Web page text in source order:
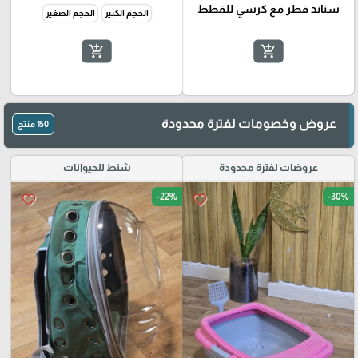
ستاند فطر مع كرسي للقطط
add_shopping_cart
الحجم الكبير الحجم الصغير
add_shopping_cart
عروض وخصومات لفترة محدودة 150 منتج
عروضات لفترة محدودة
favorite_border -30%
شنط للحيوانات
favorite_border -22%